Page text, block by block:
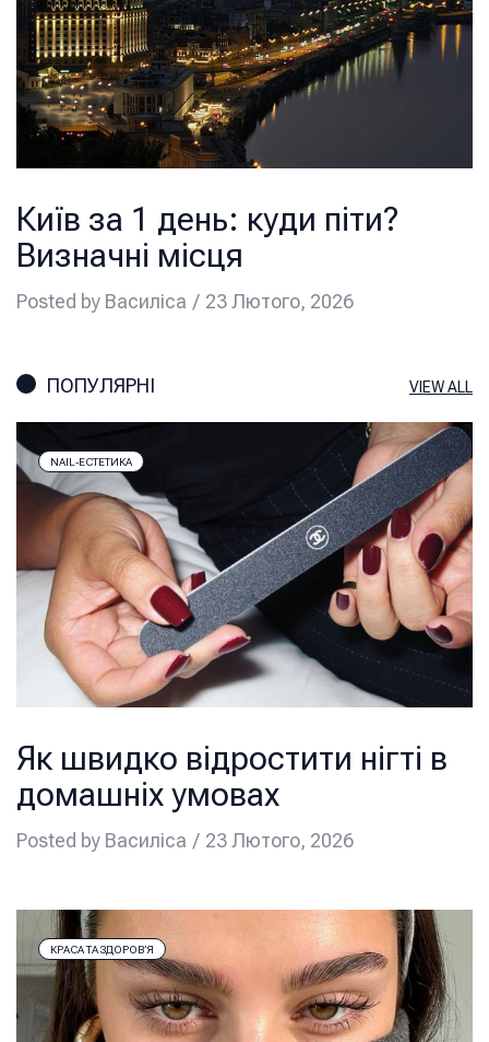
Київ за 1 день: куди піти?
Визначні місця
Posted by Василіса 23 Лютого, 2026
ПОПУЛЯРНІ VIEW ALL
NAIL-ЕСТЕТИКА
Як швидко відростити нігті в
домашніх умовах
Posted by Василіса 23 Лютого, 2026
КРАСА ТА ЗДОРОВ’Я